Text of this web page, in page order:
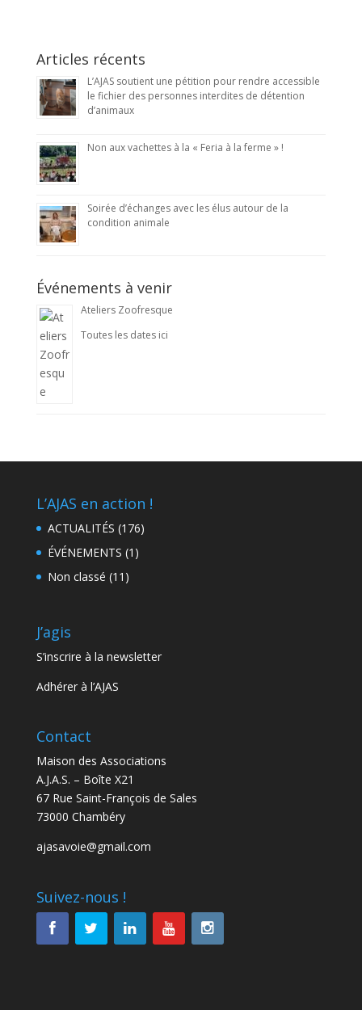
Articles récents
L’AJAS soutient une pétition pour rendre accessible
le fichier des personnes interdites de détention
d’animaux
Non aux vachettes à la « Feria à la ferme » !
Soirée d’échanges avec les élus autour de la
condition animale
Événements à venir
Ateliers Zoofresque
Toutes les dates ici
L’AJAS en action !
ACTUALITÉS (176)
ÉVÉNEMENTS (1)
Non classé (11)
J’agis
S’inscrire à la newsletter
Adhérer à l’AJAS
Contact
Maison des Associations
A.J.A.S. – Boîte X21
67 Rue Saint-François de Sales
73000 Chambéry
ajasavoie@gmail.com
Suivez-nous !